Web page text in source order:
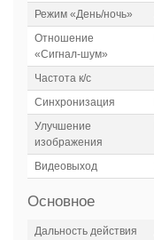
Режим «День/ночь»
Отношение
«Сигнал-шум»
Частота к/с
Синхронизация
Улучшение
изображения
Видеовыход
Основное
Дальность действия